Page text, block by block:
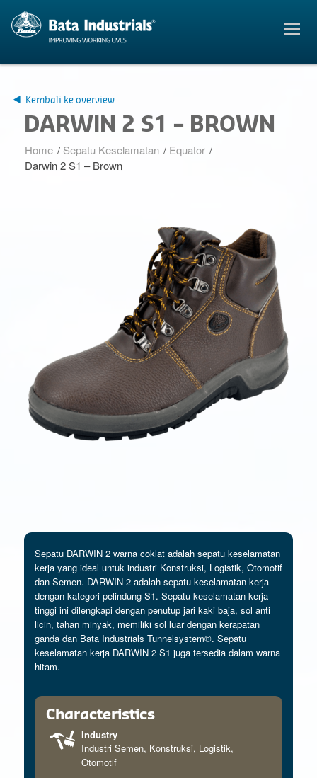
Kembali ke overview
DARWIN 2 S1 – BROWN
Home / Sepatu Keselamatan / Equator /
Darwin 2 S1 – Brown
Sepatu DARWIN 2 warna coklat adalah sepatu keselamatan
kerja yang ideal untuk industri Konstruksi, Logistik, Otomotif
dan Semen. DARWIN 2 adalah sepatu keselamatan kerja
dengan kategori pelindung S1. Sepatu keselamatan kerja
tinggi ini dilengkapi dengan penutup jari kaki baja, sol anti
licin, tahan minyak, memiliki sol luar dengan kerapatan
ganda dan Bata Industrials Tunnelsystem®. Sepatu
keselamatan kerja DARWIN 2 S1 juga tersedia dalam warna
hitam.
Characteristics
Industry
Industri Semen, Konstruksi, Logistik,
Otomotif